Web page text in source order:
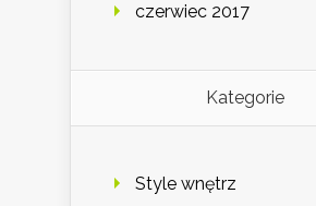
czerwiec 2017
Kategorie
Style wnętrz